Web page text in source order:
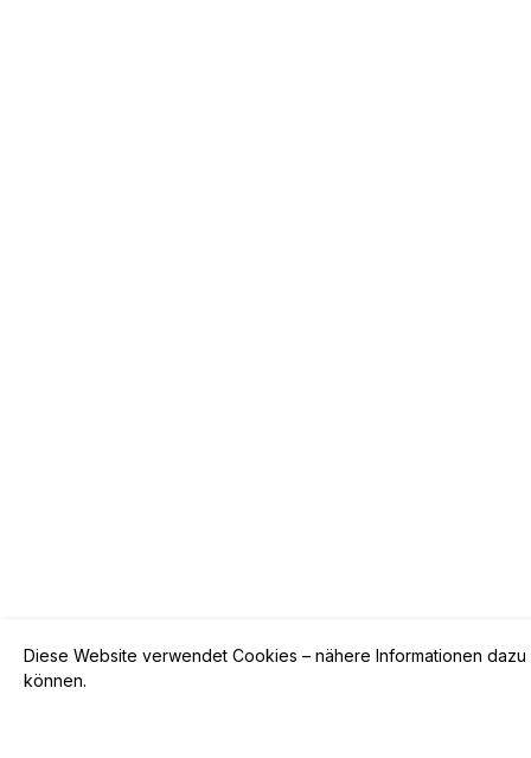
Diese Website verwendet Cookies – nähere Informationen
können.